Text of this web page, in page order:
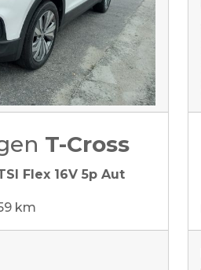
T-Cross
Flex 16V 5p Aut
km